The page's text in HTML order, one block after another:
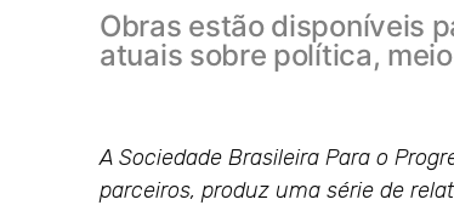
Obras estão disponíveis
atuais sobre política,
A Sociedade Brasileira Para o
parceiros, produz uma série de